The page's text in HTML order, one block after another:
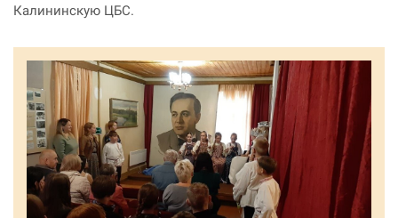
Калининскую ЦБС.